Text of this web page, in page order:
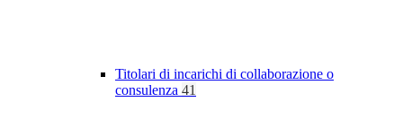
Titolari di incarichi di collaborazione o
consulenza 41